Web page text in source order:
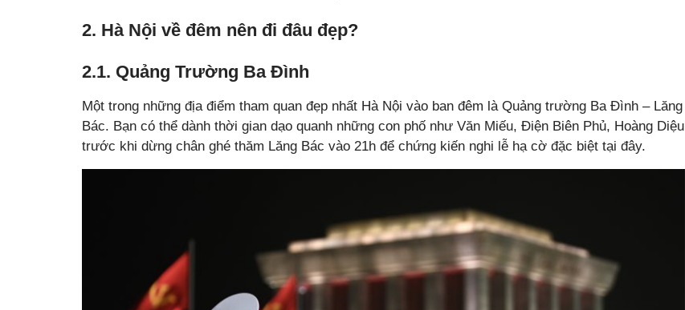
2. Hà Nội về đêm nên đi đâu đẹp?
2.1. Quảng Trường Ba Đình
Một trong những địa điểm tham quan đẹp nhất Hà Nội vào ban đêm là Quảng trường Ba Đình – Lăng
Bác. Bạn có thể dành thời gian dạo quanh những con phố như Văn Miếu, Điện Biên Phủ, Hoàng Diệu
trước khi dừng chân ghé thăm Lăng Bác vào 21h để chứng kiến nghi lễ hạ cờ đặc biệt tại đây.